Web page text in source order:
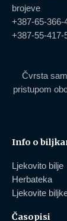
brojeve
+387-65-366-
+387-55-417-
Čvrsta
pristupom
Info o
Ljekovito bilje
Herbateka
Ljekovite
Časopisi